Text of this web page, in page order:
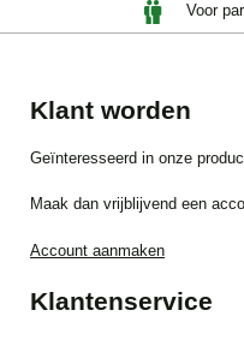
Voor
Klant worden
Geïnteresseerd in onze
Maak dan vrijblijvend een
Account aanmaken
Klantenservice